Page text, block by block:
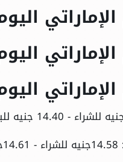
اليوم الأحد 29